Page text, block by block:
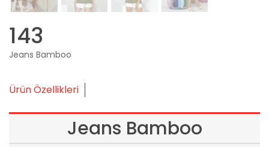
143
Jeans Bamboo
Ürün Özellikleri
Jeans Bamboo